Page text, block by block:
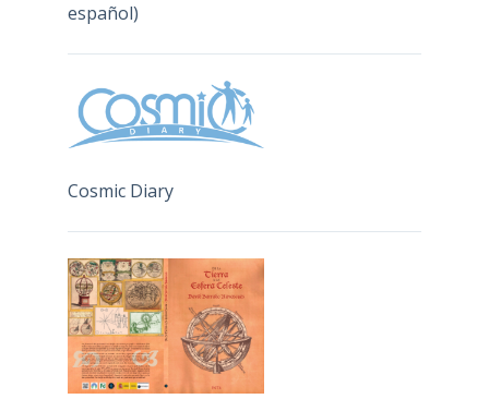
español)
Cosmic Diary